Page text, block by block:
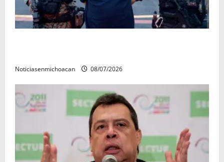
Noticiasenmichoacan 08/07/2026